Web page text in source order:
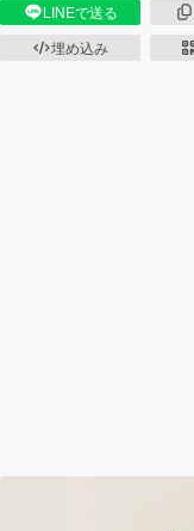
LINEで送る
埋め込み